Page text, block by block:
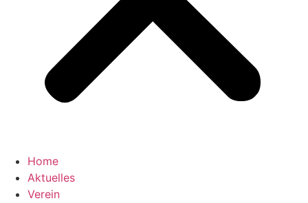
Home
Aktuelles
Verein